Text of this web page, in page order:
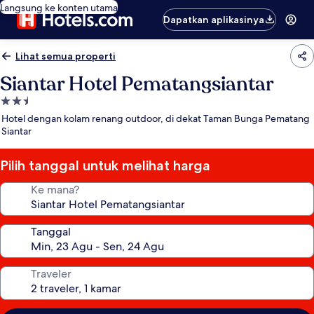
Langsung ke konten utama
Dapatkan aplikasinya
Lihat semua properti
Siantar Hotel Pematangsiantar
Properti
bintang
2.5
Hotel dengan kolam renang outdoor, di dekat Taman Bunga Pematang
Siantar
Pilih tanggal untuk melihat harga
Ke mana?
Tanggal
Traveler